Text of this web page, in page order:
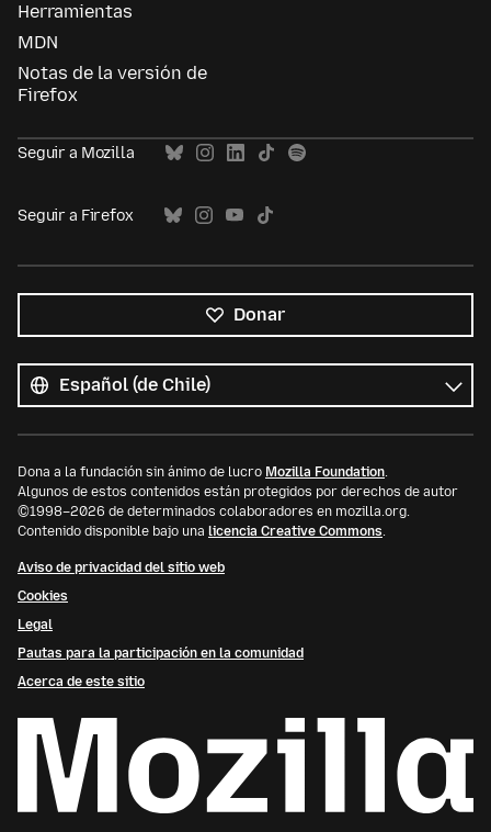
Herramientas
MDN
Notas de la versión de
Firefox
Seguir a Mozilla
Seguir a Firefox
Donar
los
idiomas
Idioma
Dona a la fundación sin ánimo de lucro Mozilla Foundation.
Algunos de estos contenidos están protegidos por derechos de autor
©1998–2026 de determinados colaboradores en mozilla.org.
Contenido disponible bajo una licencia Creative Commons.
Aviso de privacidad del sitio web
Cookies
Legal
Pautas para la participación en la comunidad
Acerca de este sitio